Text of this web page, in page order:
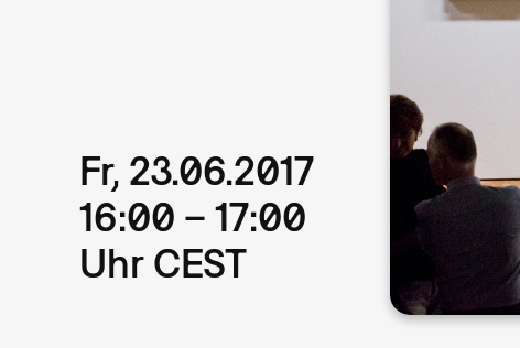
Fr, 23.06.2017
16:00 – 17:00
Uhr CEST